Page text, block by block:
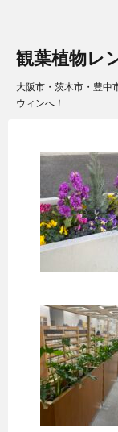
観葉植物レ
大阪市・茨木市・豊中
ウィンへ！